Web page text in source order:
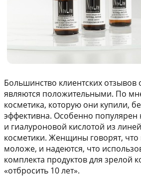
Большинство клиентских
являются положительными. По
косметика, которую они купили,
эффективна. Особенно популярен
и гиалуроновой кислотой из
косметики. Женщины говорят, что
моложе, и надеются, что
комплекта продуктов для зрелой
«отбросить 10 лет».